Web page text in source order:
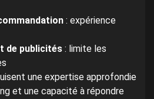
: expérience
de publicités : limite les
une expertise approfondie
et une capacité à répondre